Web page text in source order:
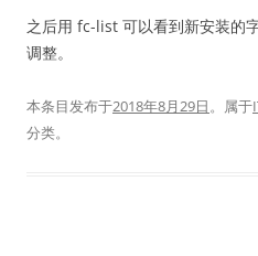
之后用 fc-list 可以看到新安装的
调整。
本条目发布于2018年8月29日。属于
分类。